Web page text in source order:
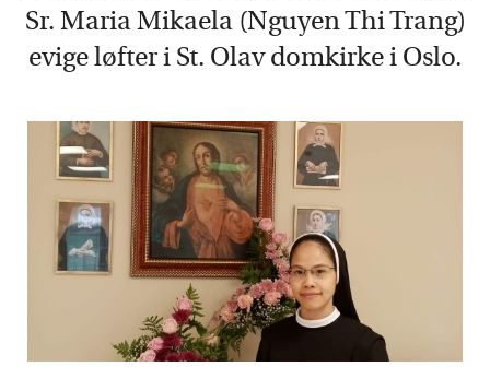
Sr. Maria Mikaela (Nguyen Thi Trang)
evige løfter i St. Olav domkirke i Oslo.